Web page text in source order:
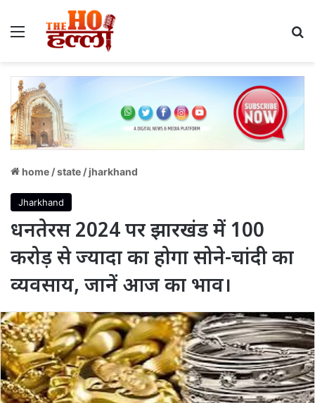
Menu
home /state /jharkhand
Jharkhand
धनतेरस 2024 पर झारखंड में 100
करोड़ से ज्यादा का होगा सोने-चांदी का
व्यवसाय, जानें आज का भाव।